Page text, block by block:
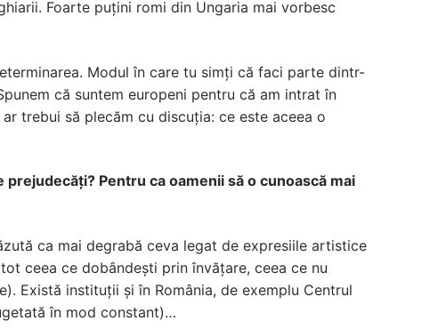
Foarte puțini romi din Ungaria mai vorbesc
Modul în care tu simți că faci parte dintr-
că suntem europeni pentru că am intrat în
trebui să plecăm cu discuția: ce este aceea o
Pentru ca oamenii să o cunoască mai
ca mai degrabă ceva legat de expresiile artistice
ceea ce dobândești prin învățare, ceea ce nu
Există instituții și în România, de exemplu Centrul
în mod constant)…